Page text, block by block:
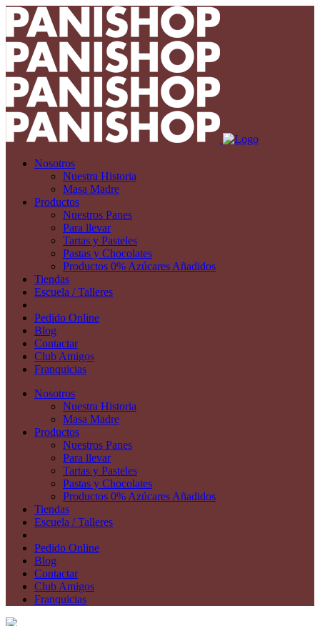
Nosotros
Nuestra Historia
Masa Madre
Productos
Nuestros Panes
Para llevar
Tartas y Pasteles
Pastas y Chocolates
Productos 0% Azúcares Añadidos
Tiendas
Escuela / Talleres
Pedido Online
Blog
Contactar
Club Amigos
Franquicias
Nosotros
Nuestra Historia
Masa Madre
Productos
Nuestros Panes
Para llevar
Tartas y Pasteles
Pastas y Chocolates
Productos 0% Azúcares Añadidos
Tiendas
Escuela / Talleres
Pedido Online
Blog
Contactar
Club Amigos
Franquicias